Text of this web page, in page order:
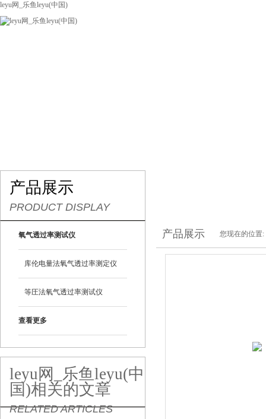
leyu网_乐鱼leyu(中国)
产品展示
PRODUCT DISPLAY
氧气透过率测试仪
库伦电量法氧气透过率测定仪
等圧法氧气透过率测试仪
查看更多
leyu网_乐鱼leyu(中
国)相关的文章
RELATED ARTICLES
产品展示 您现在的位置: